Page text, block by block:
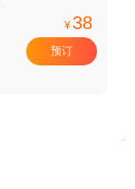
¥38
预订